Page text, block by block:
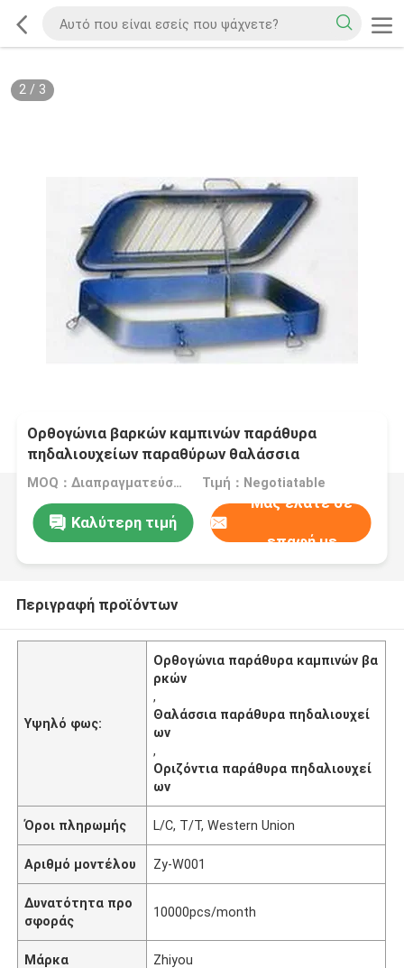
2/ 3
Ορθογώνια βαρκών καμπινών παράθυρα
πηδαλιουχείων παραθύρων θαλάσσια
MOQ：Διαπραγματεύσιμος Τιμή：Negotiatable
Καλύτερη τιμή
Μας ελάτε σε
επαφή με
Περιγραφή προϊόντων
Υψηλό φως:
Ορθογώνια παράθυρα καμπινών βα
ρκών
,
Θαλάσσια παράθυρα πηδαλιουχεί
ων
,
Οριζόντια παράθυρα πηδαλιουχεί
ων
Όροι πληρωμής L/C, T/T, Western Union
Αριθμό μοντέλου Zy-W001
Δυνατότητα προ
σφοράς
10000pcs/month
Μάρκα Zhiyou